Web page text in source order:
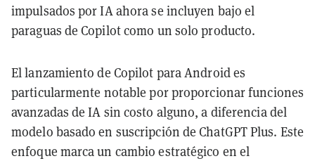
impulsados por IA ahora se incluyen bajo el
paraguas de Copilot como un solo producto.
El lanzamiento de Copilot para Android es
particularmente notable por proporcionar funciones
avanzadas de IA sin costo alguno, a diferencia del
modelo basado en suscripción de ChatGPT Plus. Este
enfoque marca un cambio estratégico en el